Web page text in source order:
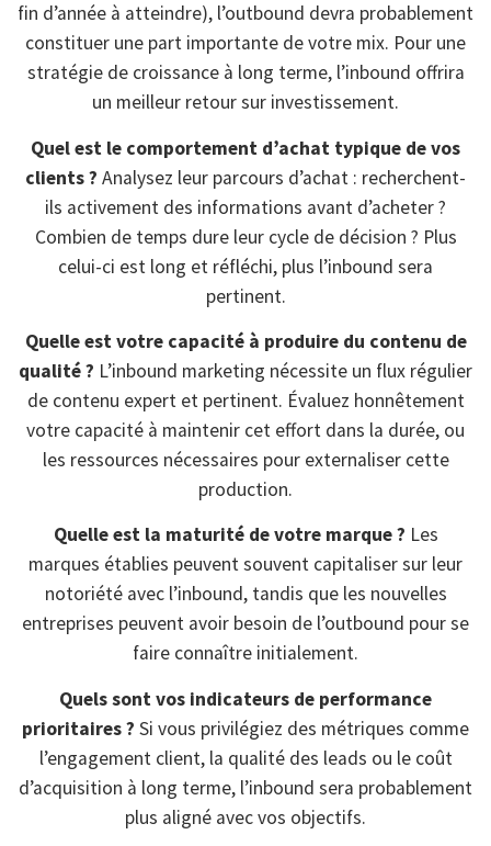
fin d’année à atteindre), l’outbound devra probablement
constituer une part importante de votre mix. Pour une
stratégie de croissance à long terme, l’inbound offrira
un meilleur retour sur investissement.
Quel est le comportement d’achat typique de vos
clients ? Analysez leur parcours d’achat : recherchent-
ils activement des informations avant d’acheter ?
Combien de temps dure leur cycle de décision ? Plus
celui-ci est long et réfléchi, plus l’inbound sera
pertinent.
Quelle est votre capacité à produire du contenu de
qualité ? L’inbound marketing nécessite un flux régulier
de contenu expert et pertinent. Évaluez honnêtement
votre capacité à maintenir cet effort dans la durée, ou
les ressources nécessaires pour externaliser cette
production.
Quelle est la maturité de votre marque ? Les
marques établies peuvent souvent capitaliser sur leur
notoriété avec l’inbound, tandis que les nouvelles
entreprises peuvent avoir besoin de l’outbound pour se
faire connaître initialement.
Quels sont vos indicateurs de performance
prioritaires ? Si vous privilégiez des métriques comme
l’engagement client, la qualité des leads ou le coût
d’acquisition à long terme, l’inbound sera probablement
plus aligné avec vos objectifs.